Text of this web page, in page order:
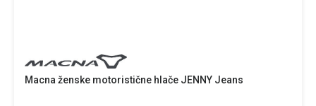
Macna ženske motoristične hlače JENNY Jeans